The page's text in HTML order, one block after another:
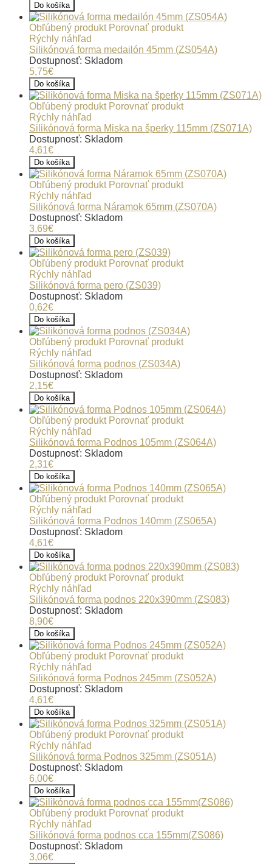
Do košíka
Obľúbený produkt Porovnať produkt
Rýchly náhľad
Silikónová forma medailón 45mm (ZS054A)
Dostupnosť: Skladom
5,75€
Do košíka
Obľúbený produkt Porovnať produkt
Rýchly náhľad
Silikónová forma Miska na šperky 115mm (ZS071A)
Dostupnosť: Skladom
4,61€
Do košíka
Obľúbený produkt Porovnať produkt
Rýchly náhľad
Silikónová forma Náramok 65mm (ZS070A)
Dostupnosť: Skladom
3,69€
Do košíka
Obľúbený produkt Porovnať produkt
Rýchly náhľad
Silikónová forma pero (ZS039)
Dostupnosť: Skladom
0,62€
Do košíka
Obľúbený produkt Porovnať produkt
Rýchly náhľad
Silikónová forma podnos (ZS034A)
Dostupnosť: Skladom
2,15€
Do košíka
Obľúbený produkt Porovnať produkt
Rýchly náhľad
Silikónová forma Podnos 105mm (ZS064A)
Dostupnosť: Skladom
2,31€
Do košíka
Obľúbený produkt Porovnať produkt
Rýchly náhľad
Silikónová forma Podnos 140mm (ZS065A)
Dostupnosť: Skladom
4,61€
Do košíka
Obľúbený produkt Porovnať produkt
Rýchly náhľad
Silikónová forma podnos 220x390mm (ZS083)
Dostupnosť: Skladom
8,90€
Do košíka
Obľúbený produkt Porovnať produkt
Rýchly náhľad
Silikónová forma Podnos 245mm (ZS052A)
Dostupnosť: Skladom
4,61€
Do košíka
Obľúbený produkt Porovnať produkt
Rýchly náhľad
Silikónová forma Podnos 325mm (ZS051A)
Dostupnosť: Skladom
6,00€
Do košíka
Obľúbený produkt Porovnať produkt
Rýchly náhľad
Silikónová forma podnos cca 155mm(ZS086)
Dostupnosť: Skladom
3,06€